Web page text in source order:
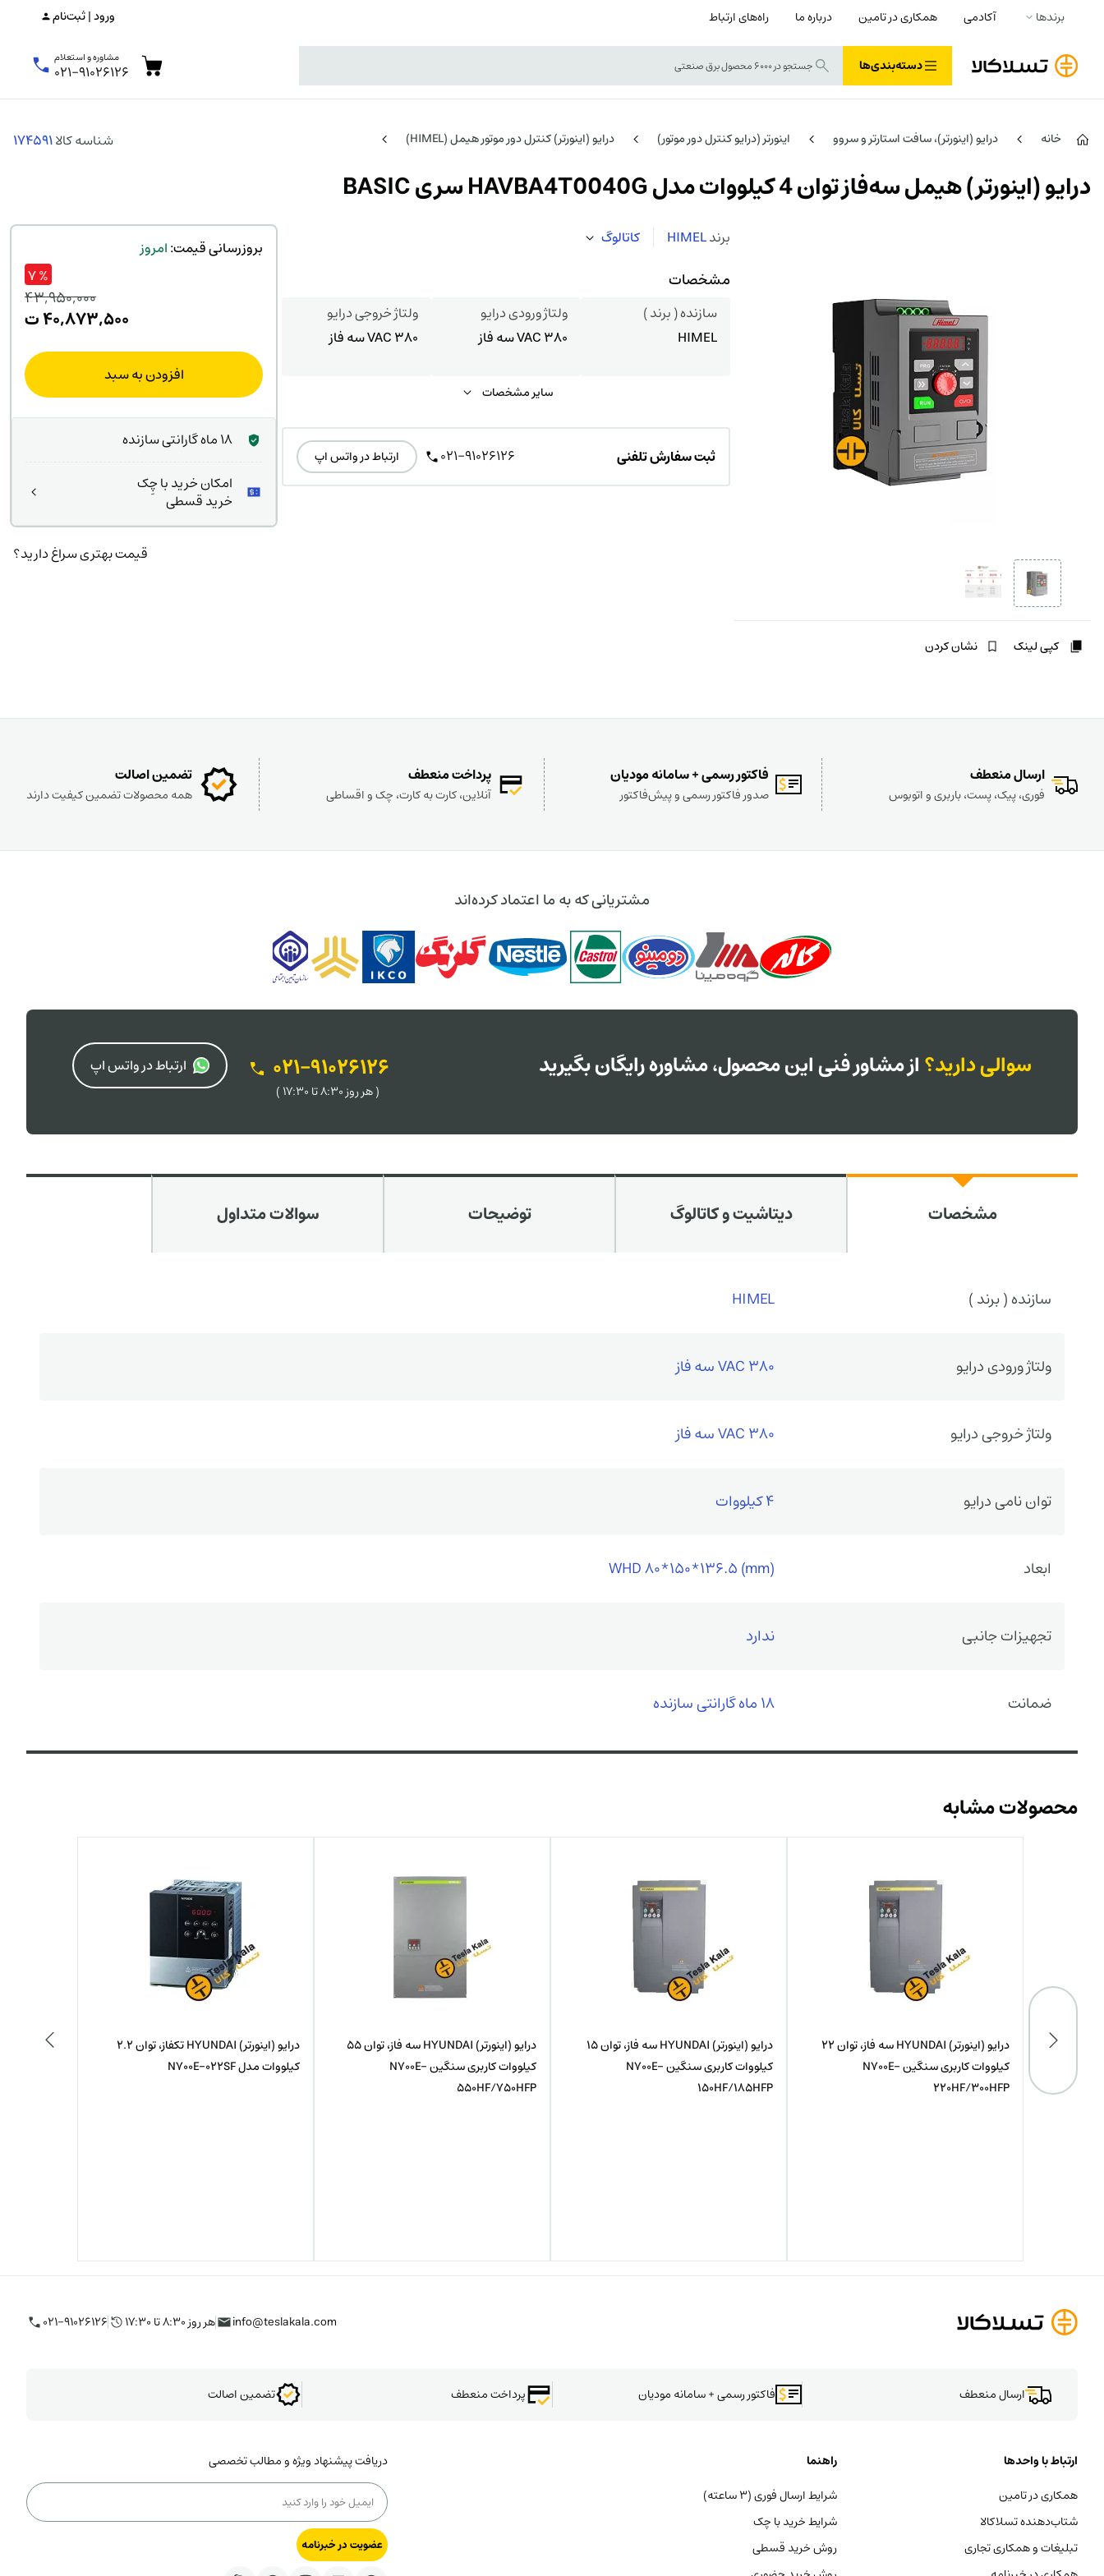
برندها آکادمی همکاری در تامین درباره ما راه‌های ارتباط ورود | ثبت‌نام
دسته‌بندی‌ها مشاوره و استعلام
۰۲۱-۹۱۰۲۶۱۲۶
خانه درایو (اینورتر)، سافت استارتر و سروو اینورتر (درایو کنترل دور موتور) درایو (اینورتر) کنترل دور موتور هیمل (HIMEL) شناسه کالا174591
درایو (اینورتر) هیمل سه‌فاز توان 4 کیلووات مدل HAVBA4T0040G سری BASIC
کپی لینک نشان کردن
برندHIMEL کاتالوگ
مشخصات
سازنده ( برند )
HIMEL
ولتاژ ورودی درایو
380 VAC سه فاز
ولتاژ خروجی درایو
380 VAC سه فاز
سایر مشخصات
ثبت سفارش تلفنی 021-91026126 ارتباط در واتس اپ
بروزرسانی قیمت:امروز
۴۳,۹۵۰,۰۰۰
ت
بود.
۴۰,۸۷۳,۵۰۰ت
ت.
% ۷
افزودن به سبد
18 ماه گارانتی سازنده
امکان خرید با چِک
خرید قسطی
قیمت بهتری سراغ دارید؟
ارسال منعطف
فوری، پیک، پست، باربری و اتوبوس
فاکتور رسمی + سامانه مودیان
صدور فاکتور رسمی و پیش‌فاکتور
پرداخت منعطف
آنلاین، کارت به کارت، چک و اقساطی
تضمین اصالت
همه محصولات تضمین کیفیت دارند
مشتریانی که به ما اعتماد کرده‌اند
سوالی دارید؟از مشاور فنی این محصول، مشاوره رایگان بگیرید 021-91026126
( هر روز 8:30 تا 17:30 )
ارتباط در واتس اپ
مشخصات دیتاشیت و کاتالوگ توضیحات سوالات متداول
سازنده ( برند ) HIMEL
ولتاژ ورودی درایو 380 VAC سه فاز
ولتاژ خروجی درایو 380 VAC سه فاز
توان نامی درایو 4 کیلووات
ابعاد WHD 80*150*136.5 (mm)
تجهیزات جانبی ندارد
ضمانت 18 ماه گارانتی سازنده
محصولات مشابه
درایو (اینورتر) HYUNDAI تکفاز، توان 0.37
درایو (اینورتر) HYUNDAI سه فاز، توان 22
کیلووات کاربری سنگین N700E-
220HF/300HFP
درایو (اینورتر) HYUNDAI سه فاز، توان 15
کیلووات کاربری سنگین N700E-
150HF/185HFP
درایو (اینورتر) HYUNDAI سه فاز، توان 55
کیلووات کاربری سنگین N700E-
550HF/750HFP
درایو (اینورتر) HYUNDAI تکفاز، توان 2.2
کیلووات مدل N700E-022SF
۰۲۱-۹۱۰۲۶۱۲۶ هر روز ۸:۳۰ تا ۱۷:۳۰ info@teslakala.com
ارسال منعطف فاکتور رسمی + سامانه مودیان پرداخت منعطف تضمین اصالت
ارتباط با واحدها
همکاری در تامین
شتاب‌دهنده تسلاکالا
تبلیغات و همکاری تجاری
راهنما
شرایط ارسال فوری (۳ ساعته)
شرایط خرید با چک
روش خرید قسطی
دریافت پیشنهاد ویژه و مطالب تخصصی
عضویت در خبرنامه